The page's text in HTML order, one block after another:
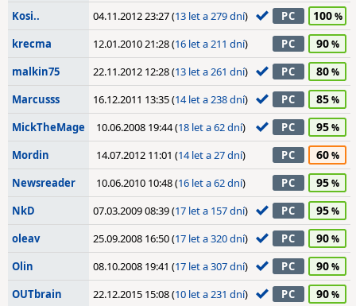
Kosi.. 04.11.2012 23:27 (13 let a 279 dní) PC 100
krecma 12.01.2010 21:28 (16 let a 211 dní) PC 90
malkin75 22.11.2012 12:28 (13 let a 261 dní) PC 80
Marcusss 16.12.2011 13:35 (14 let a 238 dní) PC 85
MickTheMage 10.06.2008 19:44 (18 let a 62 dní) PC 95
Mordin 14.07.2012 11:01 (14 let a 27 dní) PC 60
Newsreader 10.06.2010 10:48 (16 let a 62 dní) PC 95
NkD 07.03.2009 08:39 (17 let a 157 dní) PC 95
oleav 25.09.2008 16:50 (17 let a 320 dní) PC 90
Olin 08.10.2008 19:41 (17 let a 307 dní) PC 90
OUTbrain 22.12.2015 15:08 (10 let a 231 dní) PC 90